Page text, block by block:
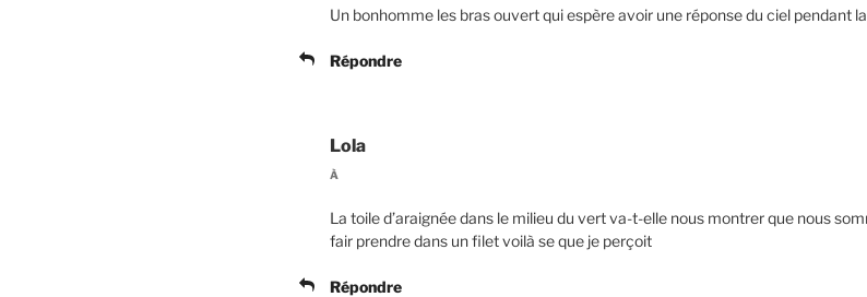
Un bonhomme les bras ouvert qui espère avoir une réponse du ciel pendant
Répondre
Lola
À
La toile d’araignée dans le milieu du vert va-t-elle nous montrer que nous
fair prendre dans un filet voilà se que je perçoit
Répondre